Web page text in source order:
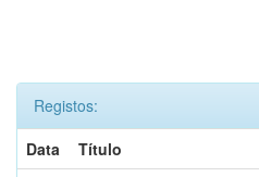
Registos:
Data
Título